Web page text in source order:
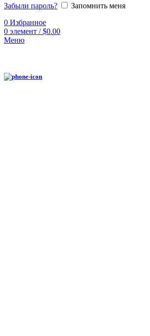
Забыли пароль?
Запомнить меня
0 Избранное
0 элемент / $0.00
Меню